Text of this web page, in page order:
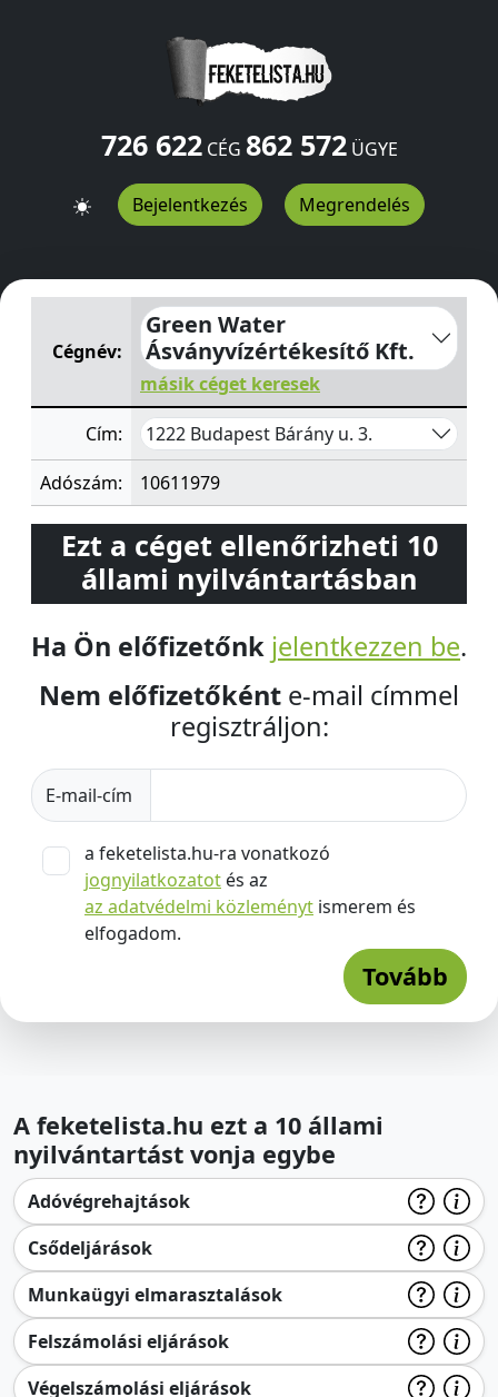
726 622CÉG 862 572ÜGYE
Bejelentkezés Megrendelés
Green Water Ásványvízértékesítő Kft.Bárány u. 3.
Cégnév:
Green Water
Ásványvízértékesítő Kft.
másik céget keresek
Cím: 1222 Budapest Bárány u. 3.
Adószám: 10611979
Ezt a céget ellenőrizheti 10
állami nyilvántartásban
Ha Ön előfizetőnk jelentkezzen be.
Nem előfizetőként e-mail címmel
regisztráljon:
E-mail-cím
a feketelista.hu-ra vonatkozó
jognyilatkozatot és az
az adatvédelmi közleményt ismerem és
elfogadom.
Tovább
A feketelista.hu ezt a 10 állami
nyilvántartást vonja egybe
Adóvégrehajtások
Csődeljárások
Munkaügyi elmarasztalások
Felszámolási eljárások
Végelszámolási eljárások